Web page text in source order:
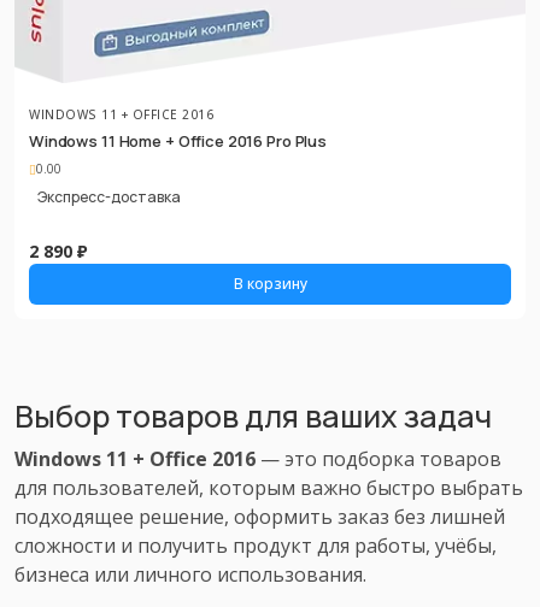
WINDOWS 11 + OFFICE 2016
Windows 11 Home + Office 2016 Pro Plus
0.00
Экспресс-доставка
2 890 ₽
В корзину
Выбор товаров для ваших задач
Windows 11 + Office 2016 — это подборка товаров
для пользователей, которым важно быстро выбрать
подходящее решение, оформить заказ без лишней
сложности и получить продукт для работы, учёбы,
бизнеса или личного использования.